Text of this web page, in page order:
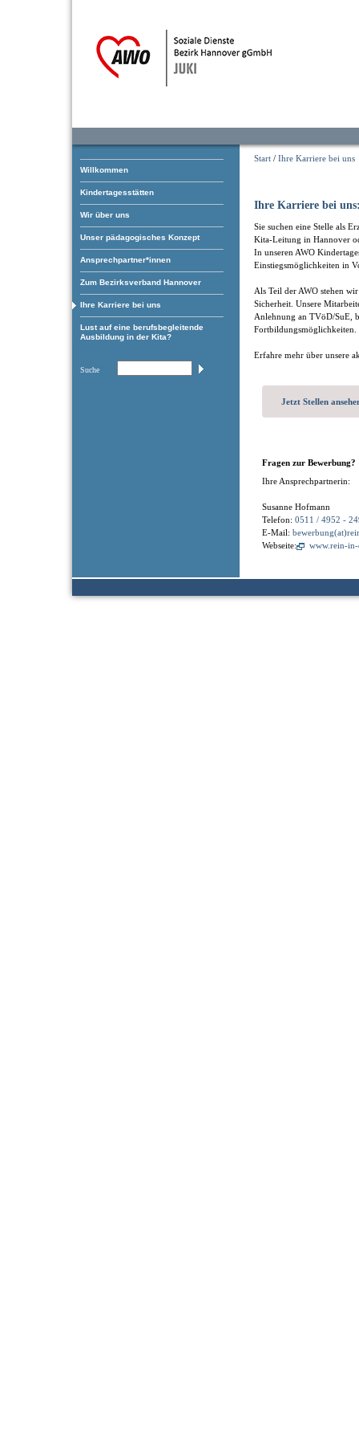
Willkommen
Kindertagesstätten
Wir über uns
Unser pädagogisches Konzept
Ansprechpartner*innen
Zum Bezirksverband Hannover
Ihre Karriere bei uns
Lust auf eine berufsbegleitende
Ausbildung in der Kita?
Suche
Start / Ihre Karriere bei uns
Ihre Karriere bei
Sie suchen eine Stelle als
Kita-Leitung in Hannover
In unseren AWO
Einstiegsmöglichkeiten in
Als Teil der AWO stehen
Sicherheit. Unsere
Anlehnung an TVöD/SuE,
Fortbildungsmöglichkeiten.
Erfahre mehr über unsere
Jetzt Stellen
Fragen zur Bewerbung?
Ihre Ansprechpartnerin:
Susanne Hofmann
Telefon: 0511 / 4952 -
E-Mail:
Webseite:
www.rein-